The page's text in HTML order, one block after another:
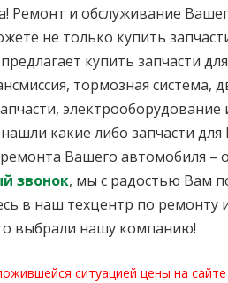
Ремонт и обслуживание
не только купить
купить запчасти
тормозная
электрооборудование
какие либо запчасти
Вашего автомобиля –
звонок, мы с радостью Вам
в наш техцентр по ремонту
выбрали нашу компанию!
ситуацией цены на